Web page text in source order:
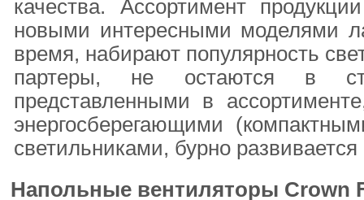
качества. Ассортимент
новыми интересными моделями
время, набирают популярность
партеры, не остаются в
представленными в
энергосберегающими
светильниками, бурно
Напольные вентиляторы Crown